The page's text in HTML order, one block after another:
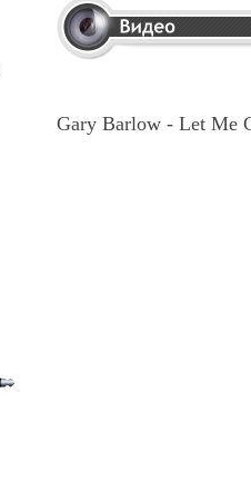
Gary Barlow - Let Me